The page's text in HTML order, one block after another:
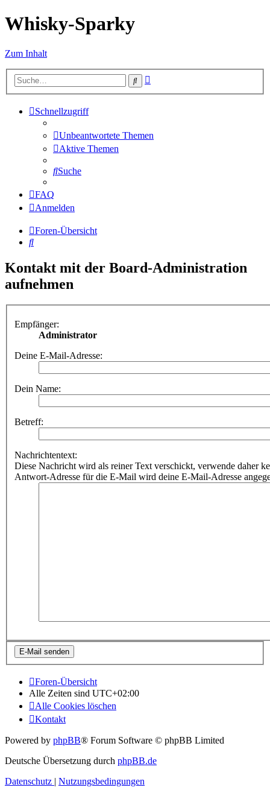
Whisky-Sparky
Zum Inhalt
Suche
Schnellzugriff
Unbeantwortete Themen
Aktive Themen
Suche
FAQ
Anmelden
Foren-Übersicht
Suche
Kontakt mit der Board-Administration
aufnehmen
Empfänger:
Administrator
Deine E-Mail-Adresse:
Dein Name:
Betreff:
Nachrichtentext:
Diese Nachricht wird als reiner Text verschickt, verwende daher
Antwort-Adresse für die E-Mail wird deine E-Mail-Adresse
Foren-Übersicht
Alle Zeiten sind UTC+02:00
Alle Cookies löschen
Kontakt
Powered by phpBB® Forum Software © phpBB Limited
Deutsche Übersetzung durch phpBB.de
Datenschutz
Nutzungsbedingungen